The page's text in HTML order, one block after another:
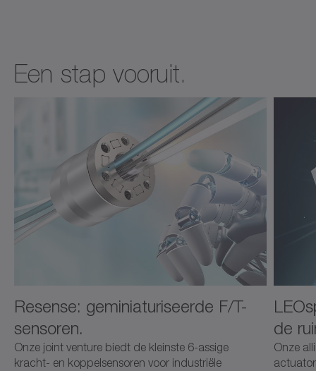
Een stap vooruit.
Resense: geminiaturiseerde F/T-
sensoren.
Onze joint venture biedt de kleinste 6-assige
kracht- en koppelsensoren voor industriële
de
Onze